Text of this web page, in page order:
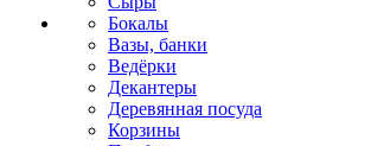
Бокалы
Вазы, банки
Ведёрки
Декантеры
Деревянная посуда
Корзины